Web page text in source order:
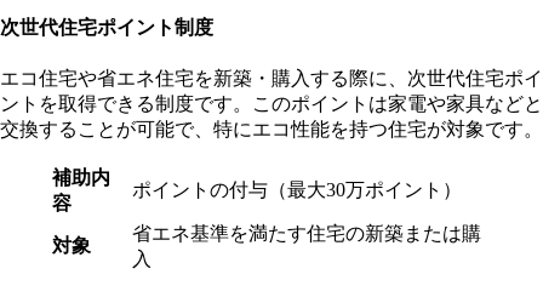
次世代住宅ポイント制度
エコ住宅や省エネ住宅を新築・購入する際に、次世代住宅ポイ
ントを取得できる制度です。このポイントは家電や家具などと
交換することが可能で、特にエコ性能を持つ住宅が対象です。
補助内
容
ポイントの付与（最大30万ポイント）
対象
省エネ基準を満たす住宅の新築または購
入